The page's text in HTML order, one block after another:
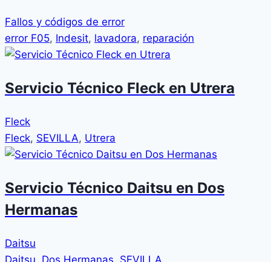
Fallos y códigos de error
error F05, Indesit, lavadora, reparación
Servicio Técnico Fleck en Utrera
Fleck
Fleck, SEVILLA, Utrera
Servicio Técnico Daitsu en Dos
Hermanas
Daitsu